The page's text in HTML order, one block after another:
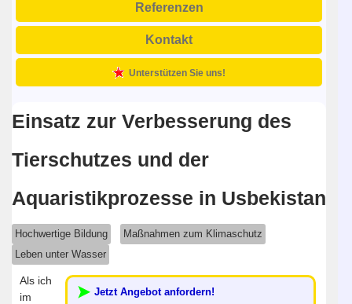
Referenzen
Kontakt
Unterstützen Sie uns!
Einsatz zur Verbesserung des
Tierschutzes und der
Aquaristikprozesse in Usbekistan
Hochwertige Bildung
Maßnahmen zum Klimaschutz
Leben unter Wasser
Jetzt Angebot anfordern!
Als ich
im